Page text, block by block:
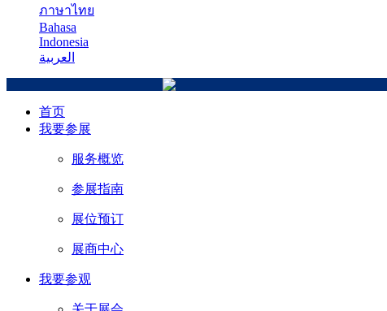
ภาษาไทย
Bahasa
Indonesia
العربية
首页
我要参展
服务概览
参展指南
展位预订
展商中心
我要参观